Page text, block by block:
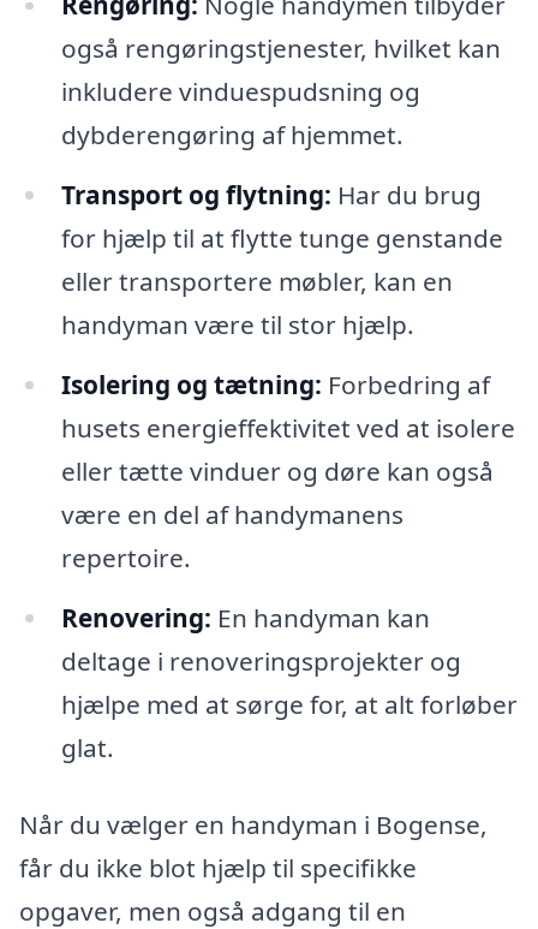
også rengøringstjenester, hvilket kan
inkludere vinduespudsning og
dybderengøring af hjemmet.
Transport og flytning: Har du brug
for hjælp til at flytte tunge genstande
eller transportere møbler, kan en
handyman være til stor hjælp.
Isolering og tætning: Forbedring af
husets energieffektivitet ved at isolere
eller tætte vinduer og døre kan også
være en del af handymanens
repertoire.
Renovering: En handyman kan
deltage i renoveringsprojekter og
hjælpe med at sørge for, at alt forløber
glat.
Når du vælger en handyman i Bogense,
får du ikke blot hjælp til specifikke
opgaver, men også adgang til en